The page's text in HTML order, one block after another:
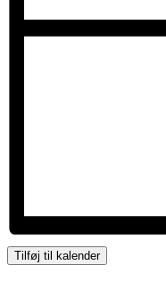
Tilføj til kalender